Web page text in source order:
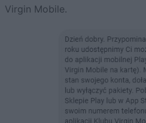
Virgin Mobile.